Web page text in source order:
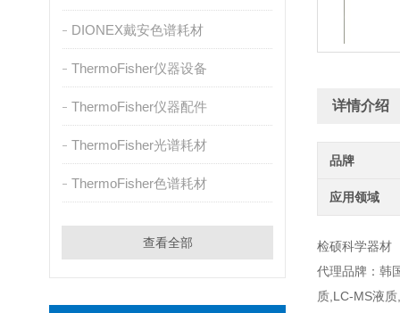
DIONEX戴安色谱耗材
ThermoFisher仪器设备
ThermoFisher仪器配件
ThermoFisher光谱耗材
ThermoFisher色谱耗材
查看全部
详情介绍
品牌
应用领域
检硕科学器材
代理品牌：韩
质,LC-MS液